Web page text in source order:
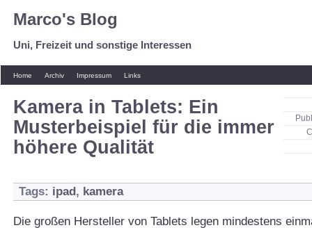
Marco's Blog
Uni, Freizeit und sonstige Interessen
Home Archiv Impressum Links
Kamera in Tablets: Ein
Musterbeispiel für die immer
höhere Qualität
Tags: ipad, kamera
Die großen Hersteller von Tablets legen mindestens